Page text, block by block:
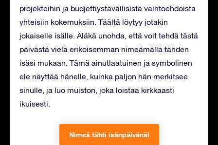
projekteihin ja budjettiystävällisistä vaihtoehdoista
yhteisiin kokemuksiin. Täältä löytyy jotakin
jokaiselle isälle. Äläkä unohda, että voit tehdä tästä
päivästä vielä erikoisemman nimeämällä tähden
isäsi mukaan. Tämä ainutlaatuinen ja symbolinen
ele näyttää hänelle, kuinka paljon hän merkitsee
sinulle, ja luo muiston, joka loistaa kirkkaasti
ikuisesti.
Nimeä tähti isänpäivänä!